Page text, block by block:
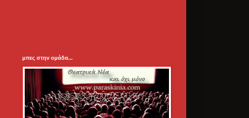
μπες στην ομάδα...